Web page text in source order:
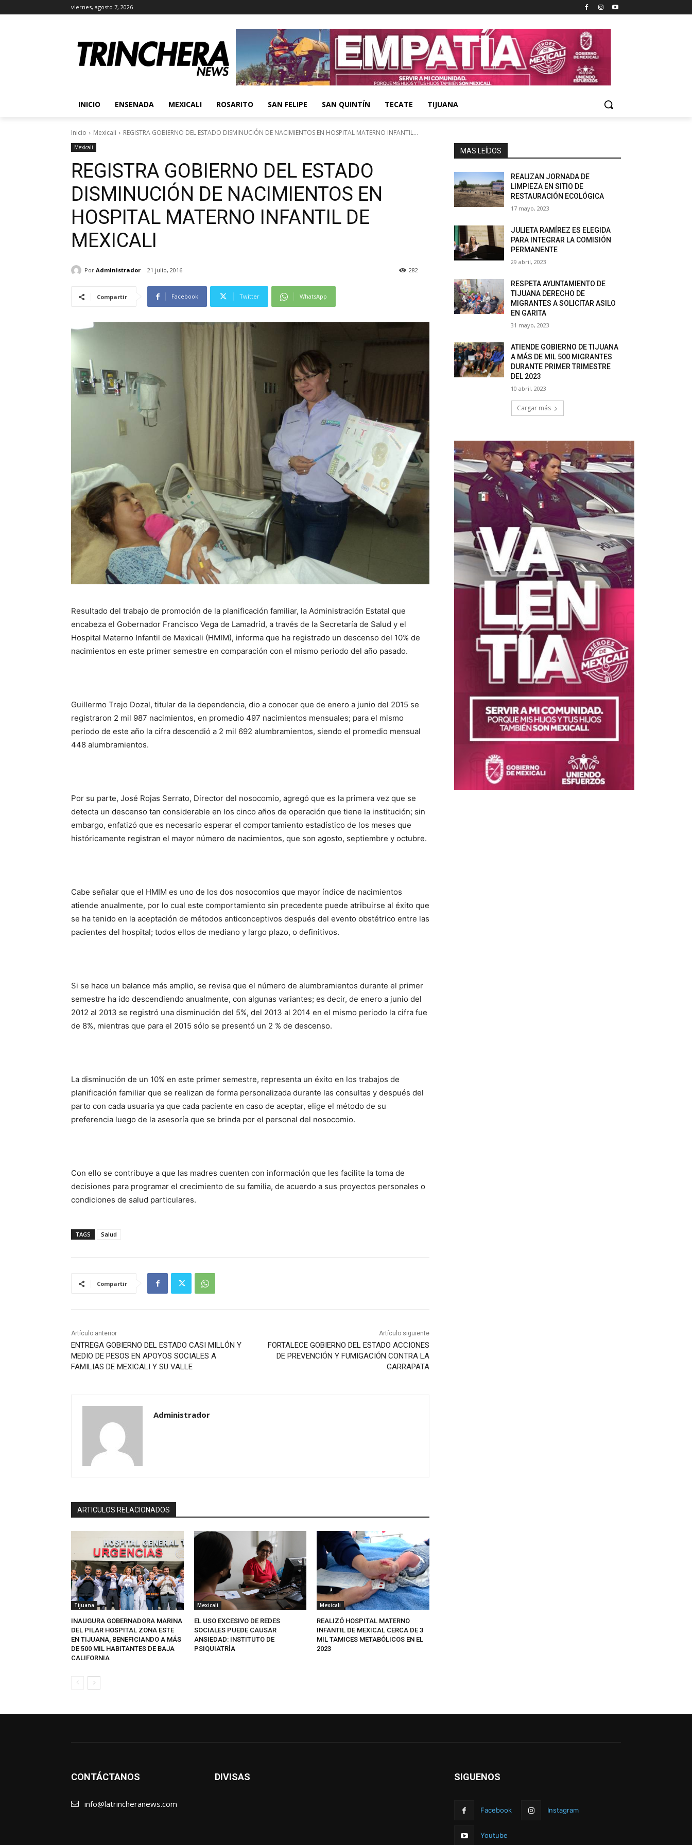
viernes, agosto 7, 2026
INICIO ENSENADA MEXICALI ROSARITO SAN FELIPE SAN QUINTÍN TECATE TIJUANA
Inicio Mexicali REGISTRA GOBIERNO DEL ESTADO DISMINUCIÓN DE NACIMIENTOS EN HOSPITAL MATERNO INFANTIL...
Mexicali
REGISTRA GOBIERNO DEL ESTADO
DISMINUCIÓN DE NACIMIENTOS EN
HOSPITAL MATERNO INFANTIL DE
MEXICALI
Por Administrador 21 julio, 2016 282
Compartir Facebook Twitter WhatsApp
Resultado del trabajo de promoción de la planificación familiar, la Administración Estatal que
encabeza el Gobernador Francisco Vega de Lamadrid, a través de la Secretaría de Salud y el
Hospital Materno Infantil de Mexicali (HMIM), informa que ha registrado un descenso del 10% de
nacimientos en este primer semestre en comparación con el mismo periodo del año pasado.
Guillermo Trejo Dozal, titular de la dependencia, dio a conocer que de enero a junio del 2015 se
registraron 2 mil 987 nacimientos, en promedio 497 nacimientos mensuales; para el mismo
periodo de este año la cifra descendió a 2 mil 692 alumbramientos, siendo el promedio mensual
448 alumbramientos.
Por su parte, José Rojas Serrato, Director del nosocomio, agregó que es la primera vez que se
detecta un descenso tan considerable en los cinco años de operación que tiene la institución; sin
embargo, enfatizó que es necesario esperar el comportamiento estadístico de los meses que
históricamente registran el mayor número de nacimientos, que son agosto, septiembre y octubre.
Cabe señalar que el HMIM es uno de los dos nosocomios que mayor índice de nacimientos
atiende anualmente, por lo cual este comportamiento sin precedente puede atribuirse al éxito que
se ha tenido en la aceptación de métodos anticonceptivos después del evento obstétrico entre las
pacientes del hospital; todos ellos de mediano y largo plazo, o definitivos.
Si se hace un balance más amplio, se revisa que el número de alumbramientos durante el primer
semestre ha ido descendiendo anualmente, con algunas variantes; es decir, de enero a junio del
2012 al 2013 se registró una disminución del 5%, del 2013 al 2014 en el mismo periodo la cifra fue
de 8%, mientras que para el 2015 sólo se presentó un 2 % de descenso.
La disminución de un 10% en este primer semestre, representa un éxito en los trabajos de
planificación familiar que se realizan de forma personalizada durante las consultas y después del
parto con cada usuaria ya que cada paciente en caso de aceptar, elige el método de su
preferencia luego de la asesoría que se brinda por el personal del nosocomio.
Con ello se contribuye a que las madres cuenten con información que les facilite la toma de
decisiones para programar el crecimiento de su familia, de acuerdo a sus proyectos personales o
condiciones de salud particulares.
TAGS Salud
Compartir
Artículo anterior
ENTREGA GOBIERNO DEL ESTADO CASI MILLÓN Y
MEDIO DE PESOS EN APOYOS SOCIALES A
FAMILIAS DE MEXICALI Y SU VALLE
Artículo siguiente
FORTALECE GOBIERNO DEL ESTADO ACCIONES
DE PREVENCIÓN Y FUMIGACIÓN CONTRA LA
GARRAPATA
Administrador
ARTICULOS RELACIONADOS
Tijuana
INAUGURA GOBERNADORA MARINA
DEL PILAR HOSPITAL ZONA ESTE
EN TIJUANA, BENEFICIANDO A MÁS
DE 500 MIL HABITANTES DE BAJA
CALIFORNIA
Mexicali
EL USO EXCESIVO DE REDES
SOCIALES PUEDE CAUSAR
ANSIEDAD: INSTITUTO DE
PSIQUIATRÍA
Mexicali
REALIZÓ HOSPITAL MATERNO
INFANTIL DE MEXICAL CERCA DE 3
MIL TAMICES METABÓLICOS EN EL
2023
MAS LEÍDOS
REALIZAN JORNADA DE
LIMPIEZA EN SITIO DE
RESTAURACIÓN ECOLÓGICA
17 mayo, 2023
JULIETA RAMÍREZ ES ELEGIDA
PARA INTEGRAR LA COMISIÓN
PERMANENTE
29 abril, 2023
RESPETA AYUNTAMIENTO DE
TIJUANA DERECHO DE
MIGRANTES A SOLICITAR ASILO
EN GARITA
31 mayo, 2023
ATIENDE GOBIERNO DE TIJUANA
A MÁS DE MIL 500 MIGRANTES
DURANTE PRIMER TRIMESTRE
DEL 2023
10 abril, 2023
Cargar más
CONTÁCTANOS
info@latrincheranews.com
DIVISAS SIGUENOS
Facebook Instagram
Youtube